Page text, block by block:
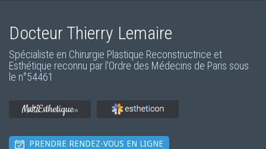
Docteur Thierry Lemaire
Spécialiste en Chirurgie Plastique Reconstructrice et
Esthétique reconnu par l'Ordre des Médecins de Paris sous
le n°54461
PRENDRE RENDEZ-VOUS EN LIGNE